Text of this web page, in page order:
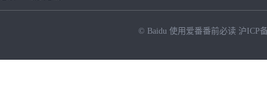
© Baidu 使用爱番番前必读 沪ICP